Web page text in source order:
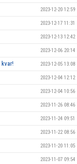
2023-12-20 12:59
2023-12-17 11:31
2023-12-13 12:42
2023-12-06 20:14
kvar! 2023-12-05 13:08
2023-12-04 12:12
2023-12-04 10:56
2023-11-26 08:46
2023-11-24 09:51
2023-11-22 08:56
2023-11-20 11:05
2023-11-07 09:54